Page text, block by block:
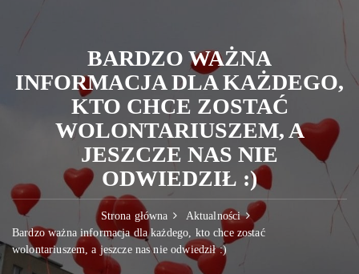
BARDZO WAŻNA
INFORMACJA DLA KAŻDEGO,
KTO CHCE ZOSTAĆ
WOLONTARIUSZEM, A
JESZCZE NAS NIE
ODWIEDZIŁ :)
Strona główna
Aktualności
Bardzo ważna informacja dla każdego, kto chce zostać
wolontariuszem, a jeszcze nas nie odwiedził :)